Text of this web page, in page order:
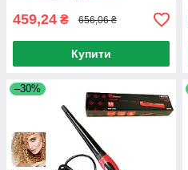
459,24 ₴ 656,06 ₴
Купити
–30%